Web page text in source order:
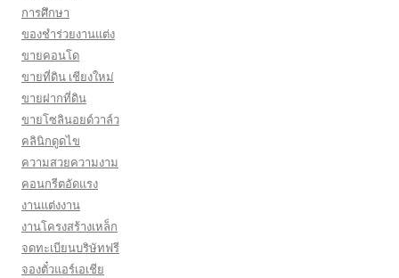
การศึกษา
ของชำร่วยงานแต่ง
ขายคอนโด
ขายที่ดิน เชียงใหม่
ขายฝากที่ดิน
ขายโซลินอยด์วาล์ว
คลินิกดูดไข
ความสวยความงาม
คอนกรีตอัดแรง
งานแต่งงาน
งานโครงสร้างเหล็ก
จดทะเบียนบริษัทฟรี
จองตั๋วแอร์เอเชีย